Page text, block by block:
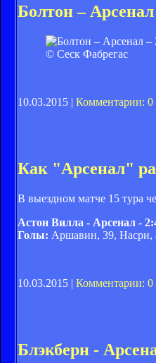
Болтон –
© Сеск Фабрегас
10.03.2015 | Комментарии: 0
Как "Арсенал"
В выездном матче 15 тура
Астон Вилла - Арсенал -
Голы: Аршавин, 39, Насри,
10.03.2015 | Комментарии: 0
Блэкберн -